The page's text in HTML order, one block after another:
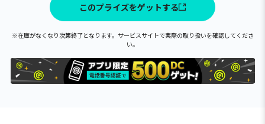
このプライズをゲットする
※在庫がなくなり次第終了となります。サービスサイトで実際の取り扱いを確認してくださ
い。